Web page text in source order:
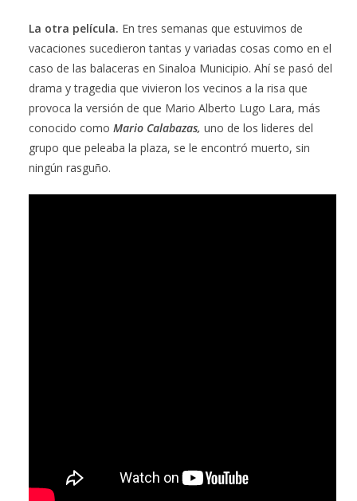
La otra película. En tres semanas que estuvimos de
vacaciones sucedieron tantas y variadas cosas como en el
caso de las balaceras en Sinaloa Municipio. Ahí se pasó del
drama y tragedia que vivieron los vecinos a la risa que
provoca la versión de que Mario Alberto Lugo Lara, más
conocido como Mario Calabazas, uno de los lideres del
grupo que peleaba la plaza, se le encontró muerto, sin
ningún rasguño.